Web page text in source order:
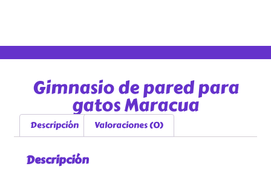
Gimnasio de pared para
gatos Maracua
Descripción Valoraciones (0)
Descripción